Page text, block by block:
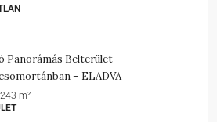
Panorámás Belterület
– ELADVA
m²